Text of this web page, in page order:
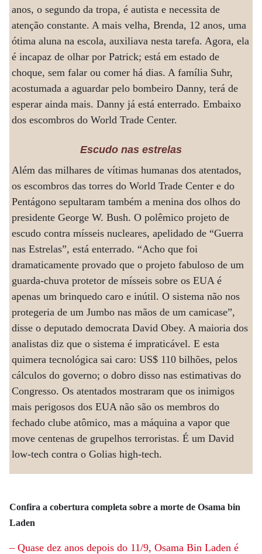
anos, o segundo da tropa, é autista e necessita de
atenção constante. A mais velha, Brenda, 12 anos, uma
ótima aluna na escola, auxiliava nesta tarefa. Agora, ela
é incapaz de olhar por Patrick; está em estado de
choque, sem falar ou comer há dias. A família Suhr,
acostumada a aguardar pelo bombeiro Danny, terá de
esperar ainda mais. Danny já está enterrado. Embaixo
dos escombros do World Trade Center.
Escudo nas estrelas
Além das milhares de vítimas humanas dos atentados,
os escombros das torres do World Trade Center e do
Pentágono sepultaram também a menina dos olhos do
presidente George W. Bush. O polêmico projeto de
escudo contra mísseis nucleares, apelidado de “Guerra
nas Estrelas”, está enterrado. “Acho que foi
dramaticamente provado que o projeto fabuloso de um
guarda-chuva protetor de mísseis sobre os EUA é
apenas um brinquedo caro e inútil. O sistema não nos
protegeria de um Jumbo nas mãos de um camicase”,
disse o deputado democrata David Obey. A maioria dos
analistas diz que o sistema é impraticável. E esta
quimera tecnológica sai caro: US$ 110 bilhões, pelos
cálculos do governo; o dobro disso nas estimativas do
Congresso. Os atentados mostraram que os inimigos
mais perigosos dos EUA não são os membros do
fechado clube atômico, mas a máquina a vapor que
move centenas de grupelhos terroristas. É um David
low-tech contra o Golias high-tech.
Confira a cobertura completa sobre a morte de Osama bin
Laden
– Quase dez anos depois do 11/9, Osama Bin Laden é